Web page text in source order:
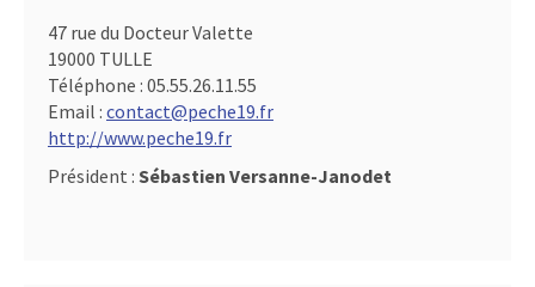
47 rue du Docteur Valette
19000 TULLE
Téléphone : 05.55.26.11.55
Email : contact@peche19.fr
http://www.peche19.fr
Président : Sébastien Versanne-Janodet